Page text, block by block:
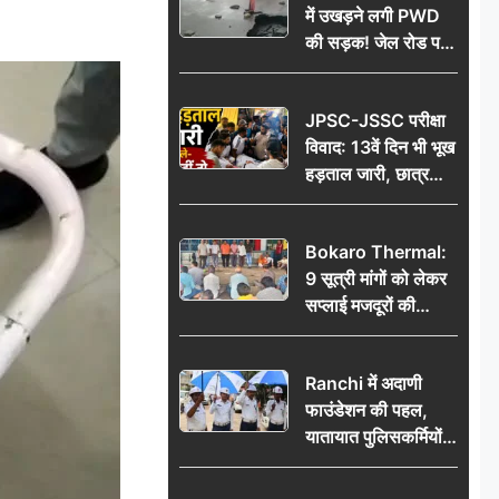
में उखड़ने लगी PWD
की सड़क! जेल रोड पर
गड्ढे ने खोली निर्माण
की उठी मांग
JPSC-JSSC परीक्षा
विवाद: 13वें दिन भी भूख
हड़ताल जारी, छात्र
बोले- जांच नहीं तो
Bokaro Thermal:
9 सूत्री मांगों को लेकर
सप्लाई मजदूरों की
हुंकार, 12 अगस्त के
Ranchi में अदाणी
फाउंडेशन की पहल,
यातायात पुलिसकर्मियों
को वितरित किए गए छाते